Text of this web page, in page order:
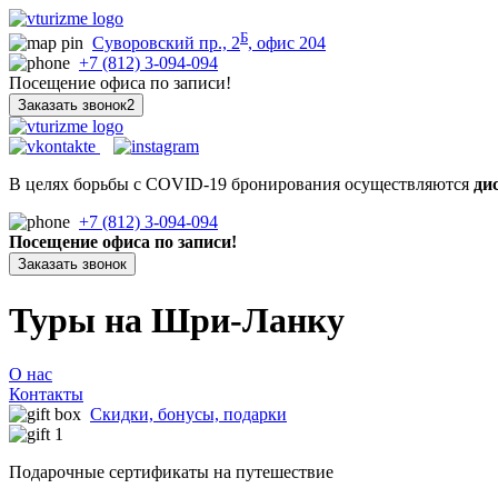
Суворовский пр., 2Б, офис 204
+7 (812) 3-094-094
Посещение офиса по записи!
Заказать звонок2
В целях борьбы с COVID-19 бронирования осуществляются
+7 (812) 3-094-094
Посещение офиса по записи!
Заказать звонок
Туры на Шри-Ланку
О нас
Контакты
Скидки, бонусы, подарки
Подарочные сертификаты на путешествие